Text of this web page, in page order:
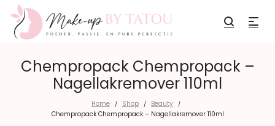
Chempropack Chempropack –
Nagellakremover 110ml
Home / Shop / Beauty /
Chempropack Chempropack – Nagellakremover 110ml